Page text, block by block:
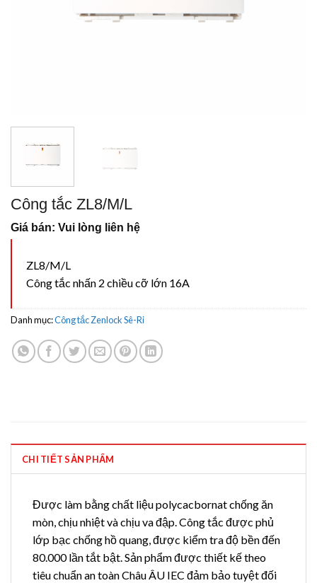
Công tắc ZL8/M/L
Giá bán: Vui lòng liên hệ
ZL8/M/L
Công tắc nhấn 2 chiều cỡ lớn 16A
Danh mục:Công tắc Zenlock Sê-Ri
CHI TIẾT SẢN PHẨM
Được làm bằng chất liệu polycacbornat chống ăn
mòn, chịu nhiệt và chịu va đập. Công tắc được phủ
lớp bạc chống hồ quang, được kiểm tra độ bền đến
80.000 lần tắt bật. Sản phẩm được thiết kế theo
tiêu chuẩn an toàn Châu ÂU IEC đảm bảo tuyệt đối